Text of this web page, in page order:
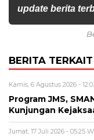
update berita
BERITA TERKAIT
Kamis, 6 Agustus 2026 -
Program JMS,
Kunjungan
Jumat, 17 Juli 2026 - 05:25